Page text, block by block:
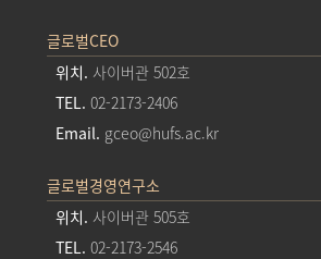
글로벌CEO
위치. 사이버관 502호
TEL. 02-2173-2406
Email. gceo@hufs.ac.kr
글로벌경영연구소
위치. 사이버관 505호
TEL. 02-2173-2546